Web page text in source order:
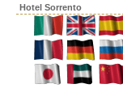
Hotel Sorrento